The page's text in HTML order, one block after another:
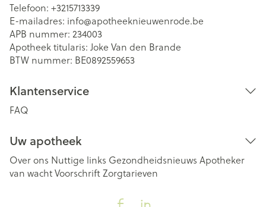
Telefoon: +3215713339
E-mailadres: info@apotheeknieuwenrode.be
APB nummer: 234003
Apotheek titularis: Joke Van den Brande
BTW nummer: BE0892559653
Klantenservice
FAQ
Uw apotheek
Over ons Nuttige links Gezondheidsnieuws Apotheker
van wachtVoorschriftZorgtarieven